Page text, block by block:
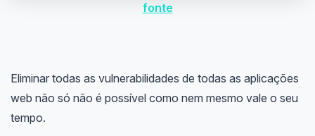
fonte
Eliminar todas as vulnerabilidades de todas as aplicações
web não só não é possível como nem mesmo vale o seu
tempo.